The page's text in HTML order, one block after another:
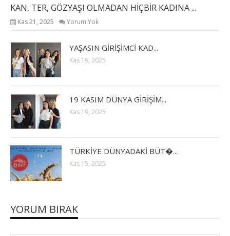
KAN, TER, GÖZYAŞI OLMADAN HİÇBİR KADINA ...
Kas 21, 2025 Yorum Yok
YAŞASIN GİRİŞİMCİ KAD...
Kas 19, 2025
19 KASIM DÜNYA GİRİŞİM...
Kas 19, 2025
TÜRKİYE DÜNYADAKİ BÜT�...
Kas 15, 2025
YORUM BIRAK